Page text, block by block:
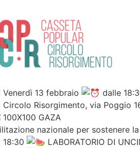
Venerdì 13 febbraio
dalle
Circolo Risorgimento, via Poggio
100X100 GAZA
nazionale per sostenere
18:30
LABORATORIO DI